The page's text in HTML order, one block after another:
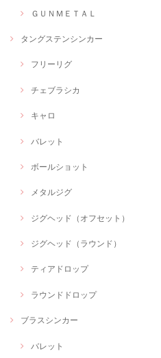
ＧＵＮＭＥＴＡＬ
タングステンシンカー
フリーリグ
チェブラシカ
キャロ
バレット
ボールショット
メタルジグ
ジグヘッド（オフセット）
ジグヘッド（ラウンド）
ティアドロップ
ラウンドドロップ
ブラスシンカー
バレット